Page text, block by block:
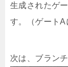
生成されたゲ
す。（ゲートA
次は、ブラン